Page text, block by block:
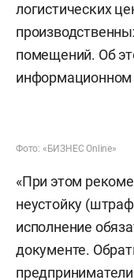
логистических
помещений. Об
информационном